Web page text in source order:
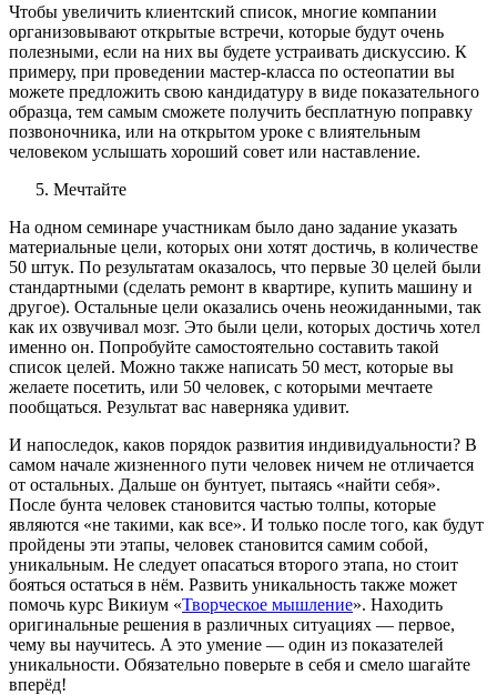
Чтобы увеличить клиентский список, многие компании
организовывают открытые встречи, которые будут очень
полезными, если на них вы будете устраивать дискуссию. К
примеру, при проведении мастер-класса по остеопатии вы
можете предложить свою кандидатуру в виде показательного
образца, тем самым сможете получить бесплатную поправку
позвоночника, или на открытом уроке с влиятельным
человеком услышать хороший совет или наставление.
Мечтайте
На одном семинаре участникам было дано задание указать
материальные цели, которых они хотят достичь, в количестве
50 штук. По результатам оказалось, что первые 30 целей были
стандартными (сделать ремонт в квартире, купить машину и
другое). Остальные цели оказались очень неожиданными, так
как их озвучивал мозг. Это были цели, которых достичь хотел
именно он. Попробуйте самостоятельно составить такой
список целей. Можно также написать 50 мест, которые вы
желаете посетить, или 50 человек, с которыми мечтаете
пообщаться. Результат вас наверняка удивит.
И напоследок, каков порядок развития индивидуальности? В
самом начале жизненного пути человек ничем не отличается
от остальных. Дальше он бунтует, пытаясь «найти себя».
После бунта человек становится частью толпы, которые
являются «не такими, как все». И только после того, как будут
пройдены эти этапы, человек становится самим собой,
уникальным. Не следует опасаться второго этапа, но стоит
бояться остаться в нём. Развить уникальность также может
помочь курс Викиум «Творческое мышление». Находить
оригинальные решения в различных ситуациях — первое,
чему вы научитесь. А это умение — один из показателей
уникальности. Обязательно поверьте в себя и смело шагайте
вперёд!